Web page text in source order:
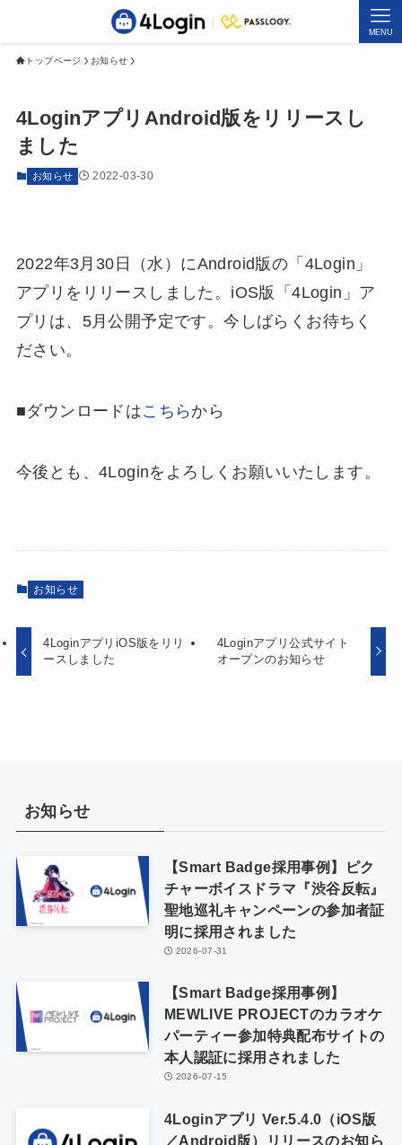
MENU
トップページ お知らせ
4LoginアプリAndroid版をリリースし
ました
お知らせ 2022-03-30
2022年3月30日（水）にAndroid版の「4Login」
アプリをリリースしました。iOS版「4Login」ア
プリは、5月公開予定です。今しばらくお待ちく
ださい。
■ダウンロードはこちら から
今後とも、4Loginをよろしくお願いいたします。
お知らせ
4Loginアプリ公式サイト
オープンのお知らせ
4LoginアプリiOS版をリリ
ースしました
お知らせ
【Smart Badge採用事例】ピク
チャーボイスドラマ『渋谷反転』
聖地巡礼キャンペーンの参加者証
明に採用されました
2026-07-31
【Smart Badge採用事例】
MEWLIVE PROJECTのカラオケ
パーティー参加特典配布サイトの
本人認証に採用されました
2026-07-15
4Loginアプリ Ver.5.4.0（iOS版
／Android版）リリースのお知ら